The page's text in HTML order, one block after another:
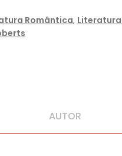
Romântica,
AUTOR